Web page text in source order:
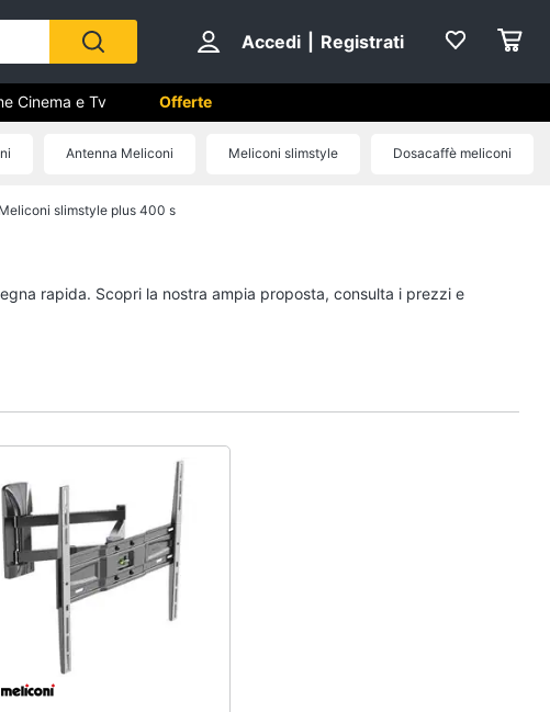
Accedi Registrati
Home Cinema
Cinema e Tv Offerte
Antenna Meliconi Meliconi slimstyle Dosacaffè meliconi
Meliconi slimstyle plus 400 s
rapida. Scopri la nostra ampia proposta, consulta i prezzi e